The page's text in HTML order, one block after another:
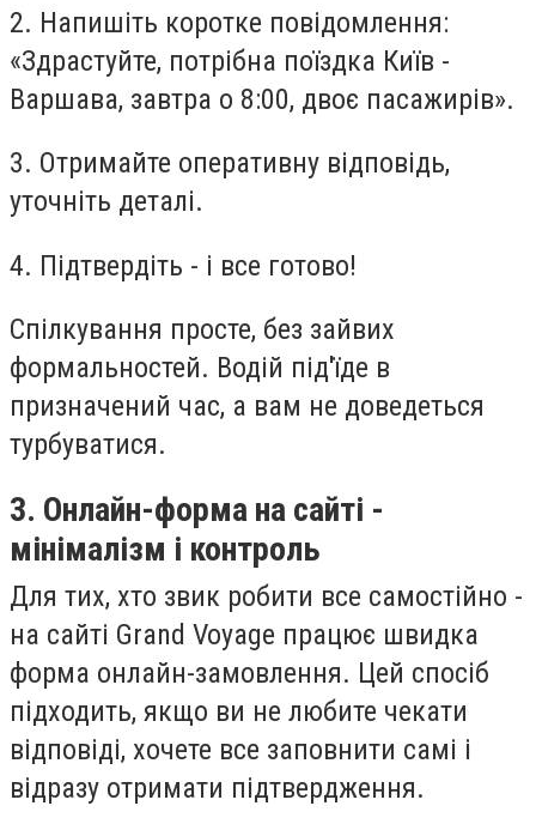
2. Напишіть коротке повідомлення:
«Здрастуйте, потрібна поїздка Київ -
Варшава, завтра о 8:00, двоє пасажирів».
3. Отримайте оперативну відповідь,
уточніть деталі.
4. Підтвердіть - і все готово!
Спілкування просте, без зайвих
формальностей. Водій під'їде в
призначений час, а вам не доведеться
турбуватися.
3. Онлайн-форма на сайті -
мінімалізм і контроль
Для тих, хто звик робити все самостійно -
на сайті Grand Voyage працює швидка
форма онлайн-замовлення. Цей спосіб
підходить, якщо ви не любите чекати
відповіді, хочете все заповнити самі і
відразу отримати підтвердження.